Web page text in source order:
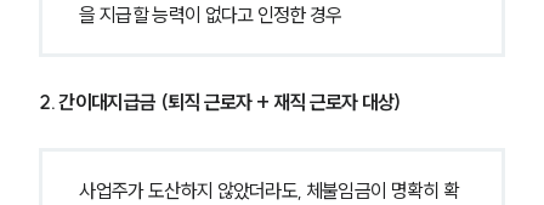
을 지급할 능력이 없다고 인정한 경우
2. 간이대지급금 (퇴직 근로자 + 재직 근로자 대상)
사업주가 도산하지 않았더라도, 체불임금이 명확히 확